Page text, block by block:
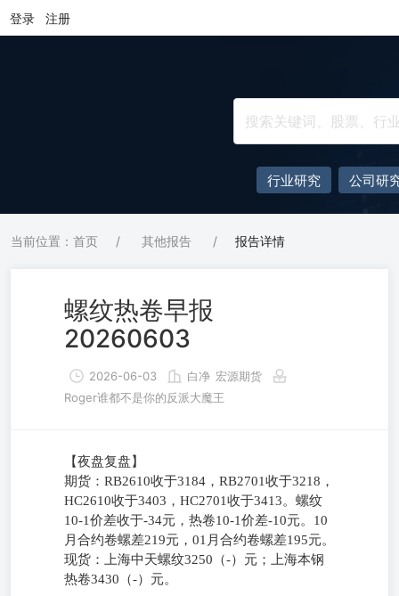
登录 注册
行业研究 公司研
当前位置：首页 / 其他报告 / 报告详情
螺纹热卷早报
20260603
2026-06-03 白净 宏源期货
Roger谁都不是你的反派大魔王
【夜盘复盘】
期货：RB2610收于3184，RB2701收于3218，
HC2610收于3403，HC2701收于3413。螺纹
10-1价差收于-34元，热卷10-1价差-10元。10
月合约卷螺差219元，01月合约卷螺差195元。
现货：上海中天螺纹3250（-）元；上海本钢
热卷3430（-）元。